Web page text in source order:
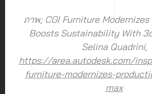
ภาพ; CGI Furniture
Boosts Sustainability With
Selina Quadrini,
https://area.autodesk.com/
furniture-modernizes-
max